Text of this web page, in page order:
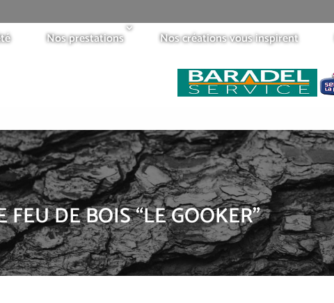
Nos prestations Nos créations vous inspirent
FEU DE BOIS “LE GOOKER”